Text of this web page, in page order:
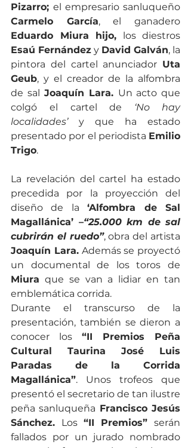
Pizarro;
Carmelo García
Eduardo Miura hijo,
Esaú Fernández y David Galván, la
pintora del cartel anunciador Uta
Geub, y el creador de la alfombra
de sal Joaquín Lara. Un acto que
colgó
el cartel de ‘No hay
localidades’ y que ha estado
presentado por el periodista Emilio
Trigo.
La revelación del cartel ha estado
precedida por la proyección del
diseño de la ‘Alfombra de Sal
Magallánica’ –“25.000 km de sal
cubrirán el ruedo”
Joaquín Lara. Además se proyectó
Miura que se van a lidiar en tan
emblemática corrida.
Durante el transcurso de la
presentación, también se dieron a
conocer los “II Premios Peña
Cultural Taurina José Luis
Paradas de la Corrida
Magallánica”. Unos trofeos que
presentó el secretario de tan ilustre
peña sanluqueña Francisco Jesús
Sánchez. Los “II Premios” serán
fallados por un jurado nombrado